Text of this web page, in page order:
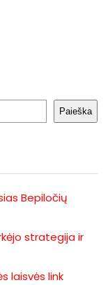
Paieška
Bepiločių
strategija ir
laisvės link